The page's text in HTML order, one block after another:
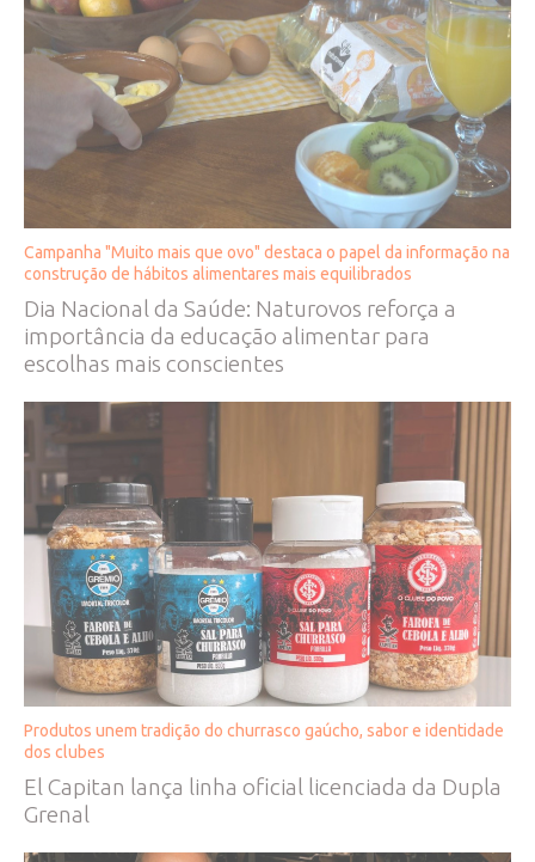
Campanha "Muito mais que ovo" destaca o papel da informação na
construção de hábitos alimentares mais equilibrados
Dia Nacional da Saúde: Naturovos reforça a
importância da educação alimentar para
escolhas mais conscientes
Produtos unem tradição do churrasco gaúcho, sabor e identidade
dos clubes
El Capitan lança linha oficial licenciada da Dupla
Grenal